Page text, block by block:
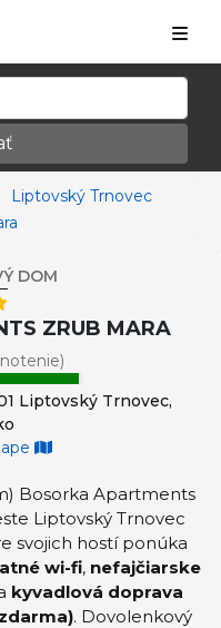
Liptovský Trnovec
DOM
ZRUB MARA
Liptovský Trnovec,
Bosorka Apartments
Liptovský Trnovec
svojich hostí ponúka
wi-fi, nefajčiarske
kyvadlová doprava
. Dovolenkový